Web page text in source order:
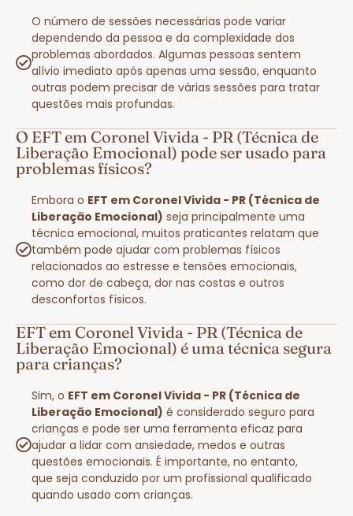
O número de sessões necessárias pode variar
dependendo da pessoa e da complexidade dos
problemas abordados. Algumas pessoas sentem
alívio imediato após apenas uma sessão, enquanto
outras podem precisar de várias sessões para tratar
questões mais profundas.
O EFT em Coronel Vivida - PR (Técnica de
Liberação Emocional) pode ser usado para
problemas físicos?
Embora o EFT em Coronel Vivida - PR (Técnica de
Liberação Emocional) seja principalmente uma
técnica emocional, muitos praticantes relatam que
também pode ajudar com problemas físicos
relacionados ao estresse e tensões emocionais,
como dor de cabeça, dor nas costas e outros
desconfortos físicos.
EFT em Coronel Vivida - PR (Técnica de
Liberação Emocional) é uma técnica segura
para crianças?
Sim, o EFT em Coronel Vivida - PR (Técnica de
Liberação Emocional) é considerado seguro para
crianças e pode ser uma ferramenta eficaz para
ajudar a lidar com ansiedade, medos e outras
questões emocionais. É importante, no entanto,
que seja conduzido por um profissional qualificado
quando usado com crianças.